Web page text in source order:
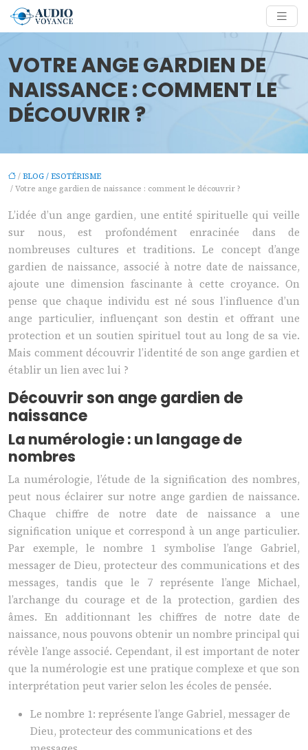
VOTRE ANGE GARDIEN DE
NAISSANCE : COMMENT LE
DÉCOUVRIR ?
/ BLOG / ESOTÉRISME
/ Votre ange gardien de naissance : comment le découvrir ?
L’idée d’un ange gardien, une entité spirituelle qui veille
sur nous, est profondément enracinée dans de
nombreuses cultures et traditions. Le concept d’ange
gardien de naissance, associé à notre date de naissance,
ajoute une dimension fascinante à cette croyance. On
pense que chaque individu est né sous l’influence d’un
ange particulier, influençant son destin et offrant une
protection et un soutien spirituel tout au long de sa vie.
Mais comment découvrir l’identité de son ange gardien et
établir un lien avec lui ?
Découvrir son ange gardien de
naissance
La numérologie : un langage de
nombres
La numérologie, l’étude de la signification des nombres,
peut nous éclairer sur notre ange gardien de naissance.
Chaque chiffre de notre date de naissance a une
signification unique et correspond à un ange particulier.
Par exemple, le nombre 1 symbolise l’ange Gabriel,
messager de Dieu, protecteur des communications et des
messages, tandis que le 7 représente l’ange Michael,
l’archange du courage et de la protection, gardien des
âmes. En additionnant les chiffres de notre date de
naissance, nous pouvons obtenir un nombre principal qui
révèle l’ange associé. Cependant, il est important de noter
que la numérologie est une pratique complexe et que son
interprétation peut varier selon les écoles de pensée.
Le nombre 1: représente l’ange Gabriel, messager de
Dieu, protecteur des communications et des